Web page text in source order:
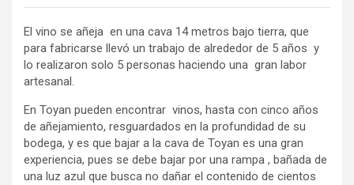
El vino se añeja en una cava 14 metros bajo tierra, que
para fabricarse llevó un trabajo de alrededor de 5 años y
lo realizaron solo 5 personas haciendo una gran labor
artesanal.
En Toyan pueden encontrar vinos, hasta con cinco años
de añejamiento, resguardados en la profundidad de su
bodega, y es que bajar a la cava de Toyan es una gran
experiencia, pues se debe bajar por una rampa , bañada de
una luz azul que busca no dañar el contenido de cientos